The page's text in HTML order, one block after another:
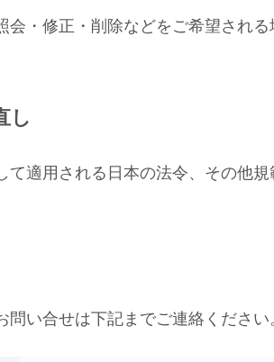
会・修正・削除などをご希望され
し
て適用される日本の法令、その他
い合せは下記までご連絡ください